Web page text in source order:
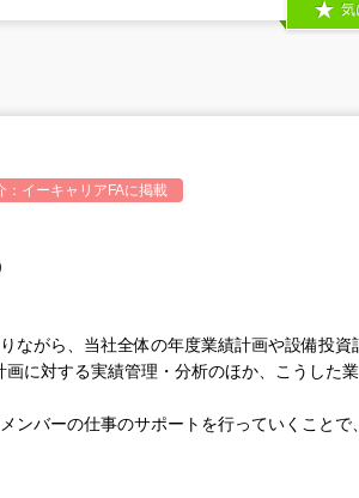
気
： イーキャリアFAに掲載
ながら、当社全体の年度業績計画や設備投資
に対する実績管理・分析のほか、こうした
ンバーの仕事のサポートを行っていくことで